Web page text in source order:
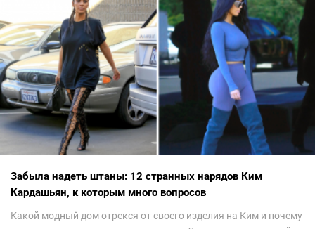
Забыла надеть штаны: 12 странных нарядов Ким
Кардашьян, к которым много вопросов
Какой модный дом отрекся от своего изделия на Ким и почему